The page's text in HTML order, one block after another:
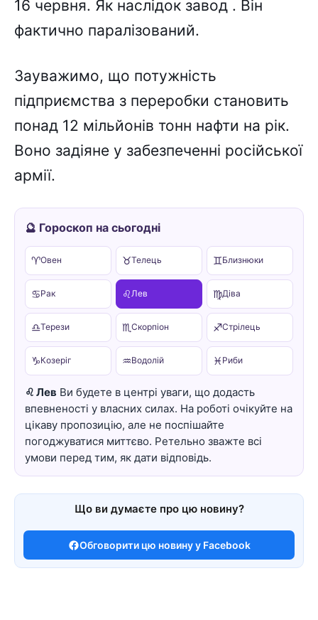
16 червня. Як наслідок завод . Він
фактично паралізований.
Зауважимо, що потужність
підприємства з переробки становить
понад 12 мільйонів тонн нафти на рік.
Воно задіяне у забезпеченні російської
армії.
🔮 Гороскоп на сьогодні
♈Овен ♉Телець ♊Близнюки
♋Рак ♌Лев ♍Діва
♎Терези ♏Скорпіон ♐Стрілець
♑Козеріг ♒Водолій ♓ Риби
♌ Лев Ви будете в центрі уваги, що додасть
впевненості у власних силах. На роботі очікуйте на
цікаву пропозицію, але не поспішайте
погоджуватися миттєво. Ретельно зважте всі
умови перед тим, як дати відповідь.
Що ви думаєте про цю новину?
Обговорити цю новину у Facebook